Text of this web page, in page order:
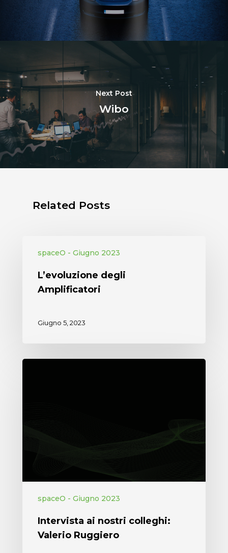
Next Post
Wibo
Related Posts
spaceO - Giugno 2023
L’evoluzione degli
Amplificatori
Giugno 5, 2023
spaceO - Giugno 2023
Intervista ai nostri colleghi:
Valerio Ruggiero